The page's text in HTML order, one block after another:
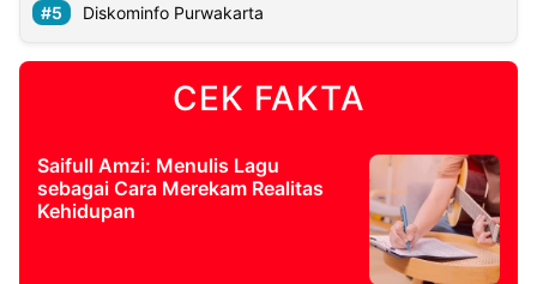
Diskominfo Purwakarta
CEK FAKTA
Saifull Amzi: Menulis Lagu
sebagai Cara Merekam Realitas
Kehidupan